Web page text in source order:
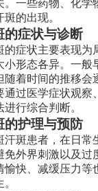
。一些药物、化学
的出现。
的症状与诊断
症状主要表现为
小形态各异。一般
随着时间的推移会
通过医学症状观察
行综合判断。
的护理与预防
斑患者，在日常
免外界刺激以及过
愉快、减缓压力等